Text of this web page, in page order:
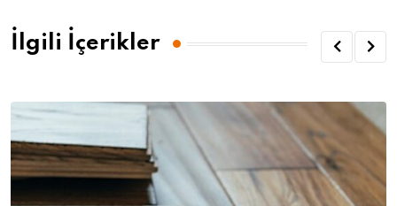
İlgili İçerikler